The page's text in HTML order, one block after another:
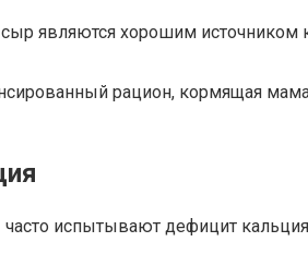
сыр являются хорошим
рацион, кормящая
испытывают дефицит